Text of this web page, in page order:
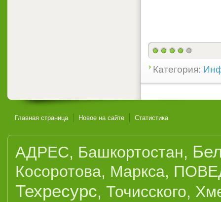
Категория:
Главная страница Новое на сайте Статистика
АДРЕС, Башкортостан,
Косоротова, Маркса,
Техресурс, Точисского,